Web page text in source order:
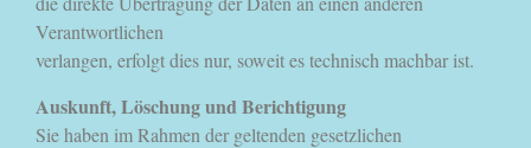
Verantwortlichen
verlangen, erfolgt dies nur, soweit es technisch machbar ist.
Auskunft, Löschung und Berichtigung
Sie haben im Rahmen der geltenden gesetzlichen